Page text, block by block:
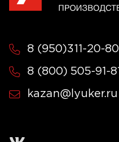
8 (950)311-20-80
8 (800) 505-91-81
kazan@lyuker.ru